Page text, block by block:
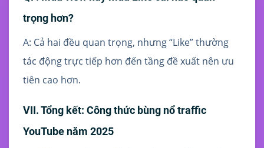
trọng hơn?
A: Cả hai đều quan trọng, nhưng “Like” thường
tác động trực tiếp hơn đến tầng đề xuất nên ưu
tiên cao hơn.
VII. Tổng kết: Công thức bùng nổ traffic
YouTube năm 2025